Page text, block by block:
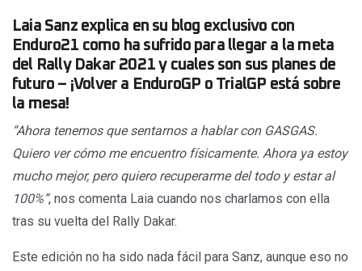
Laia Sanz explica en su blog exclusivo con
Enduro21 como ha sufrido para llegar a la meta
del Rally Dakar 2021 y cuales son sus planes de
futuro – ¡Volver a EnduroGP o TrialGP está sobre
la mesa!
“Ahora tenemos que sentarnos a hablar con GASGAS.
Quiero ver cómo me encuentro físicamente. Ahora ya estoy
mucho mejor, pero quiero recuperarme del todo y estar al
100%”, nos comenta Laia cuando nos charlamos con ella
tras su vuelta del Rally Dakar.
Este edición no ha sido nada fácil para Sanz, aunque eso no